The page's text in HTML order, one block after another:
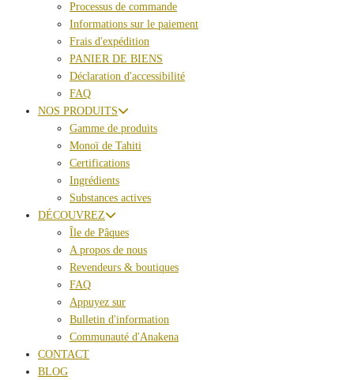
Processus de commande
Informations sur le paiement
Frais d'expédition
PANIER DE BIENS
Déclaration d'accessibilité
FAQ
NOS PRODUITS
Gamme de produits
Monoï de Tahiti
Certifications
Ingrédients
Substances actives
DÉCOUVREZ
Île de Pâques
A propos de nous
Revendeurs & boutiques
FAQ
Appuyez sur
Bulletin d'information
Communauté d'Anakena
CONTACT
BLOG